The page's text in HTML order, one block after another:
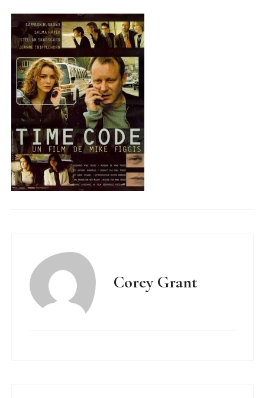
Corey Grant